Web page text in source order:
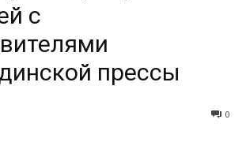
с
прессы
0